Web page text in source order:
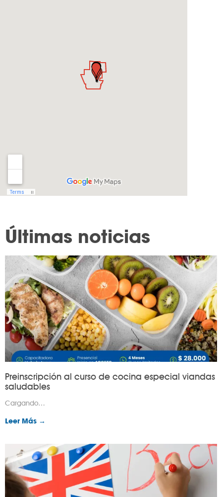
Últimas noticias
Preinscripción al curso de cocina especial viandas
saludables
Cargando…
Leer Más →